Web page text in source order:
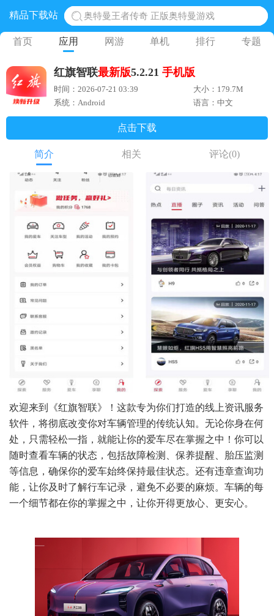
精品下载站
地铁跑酷体验服国际服 地铁跑酷体验服版本
网易光遇手游正版 点亮星空共庆周年
蛋仔派对下载 蛋仔派对体验服
奥特曼王者传奇 正版奥特曼游戏
首页 应用 网游 单机 排行 专题
红旗智联最新版5.2.21 手机版
时间：2026-07-21 03:39
大小：179.7M
系统：Android
语言：中文
点击下载
简介 相关 评论(0)
欢迎来到《红旗智联》！这款专为你们打造的线上资讯服务
软件，将彻底改变你对车辆管理的传统认知。无论你身在何
处，只需轻松一指，就能让你的爱车尽在掌握之中！你可以
随时查看车辆的状态，包括故障检测、保养提醒、胎压监测
等信息，确保你的爱车始终保持最佳状态。还有违章查询功
能，让你及时了解行车记录，避免不必要的麻烦。车辆的每
一个细节都在你的掌握之中，让你开得更放心、更安心。